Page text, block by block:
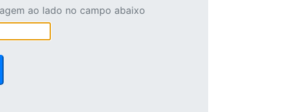
ao lado no campo abaixo